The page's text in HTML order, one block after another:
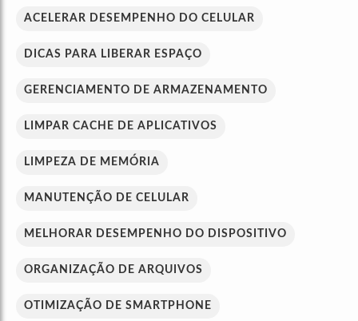
ACELERAR DESEMPENHO DO CELULAR
DICAS PARA LIBERAR ESPAÇO
GERENCIAMENTO DE ARMAZENAMENTO
LIMPAR CACHE DE APLICATIVOS
LIMPEZA DE MEMÓRIA
MANUTENÇÃO DE CELULAR
MELHORAR DESEMPENHO DO DISPOSITIVO
ORGANIZAÇÃO DE ARQUIVOS
OTIMIZAÇÃO DE SMARTPHONE